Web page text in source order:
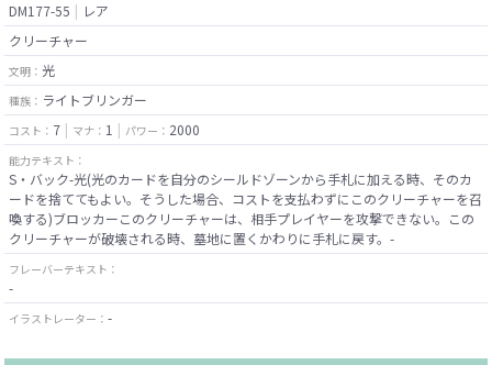
DM177-55
レア
クリーチャー
文明： 光
種族： ライトブリンガー
コスト： 7 マナ： 1 パワー： 2000
能力テキスト：
S・バック-光(光のカードを自分のシールドゾーンから手札に加える時、そのカ
ードを捨ててもよい。そうした場合、コストを支払わずにこのクリーチャーを召
喚する)ブロッカーこのクリーチャーは、相手プレイヤーを攻撃できない。この
クリーチャーが破壊される時、墓地に置くかわりに手札に戻す。-
フレーバーテキスト：
-
イラストレーター： -